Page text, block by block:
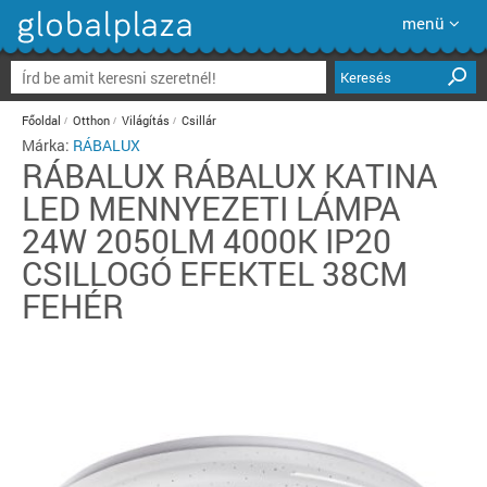
menü
Keresés
Főoldal Otthon Világítás Csillár
Márka: RÁBALUX
RÁBALUX RÁBALUX KATINA
LED MENNYEZETI LÁMPA
24W 2050LM 4000K IP20
CSILLOGÓ EFEKTEL 38CM
FEHÉR